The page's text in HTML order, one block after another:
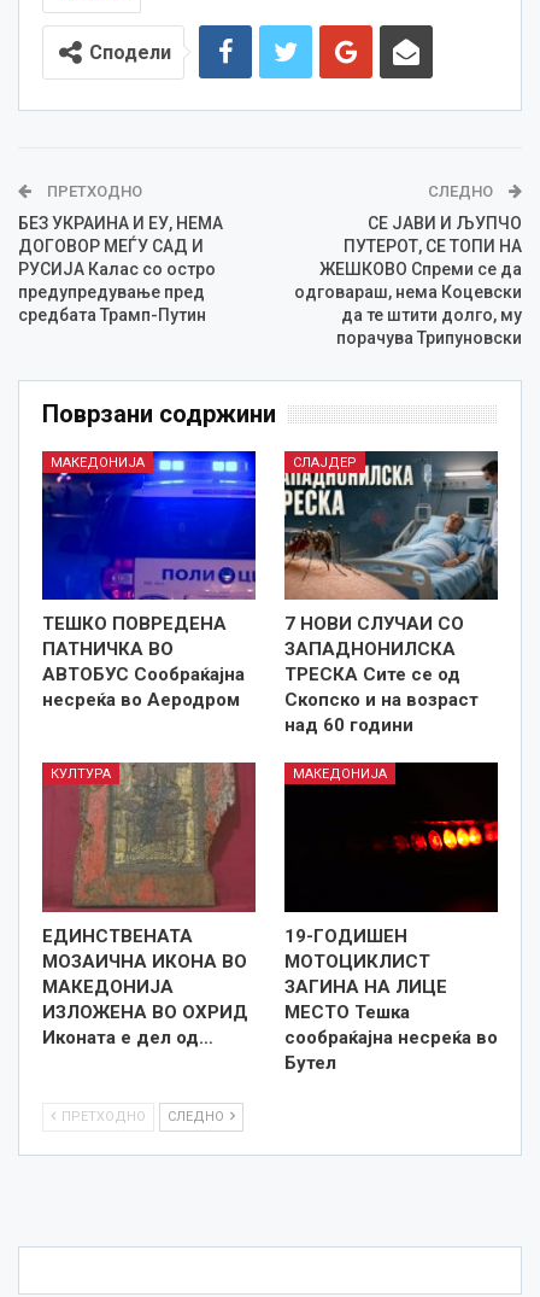
Сподели
ПРЕТХОДНО
БЕЗ УКРАИНА И ЕУ, НЕМА
ДОГОВОР МЕЃУ САД И
РУСИЈА Калас со остро
предупредување пред
средбата Трамп-Путин
СЛЕДНО
СЕ ЈАВИ И ЉУПЧО
ПУТЕРОТ, СЕ ТОПИ НА
ЖЕШКОВО Спреми се да
одговараш, нема Коцевски
да те штити долго, му
порачува Трипуновски
Поврзани содржини
МАКЕДОНИЈА
ТЕШКО ПОВРЕДЕНА
ПАТНИЧКА ВО
АВТОБУС Сообраќајна
несреќа во Аеродром
СЛАЈДЕР
7 НОВИ СЛУЧАИ СО
ЗАПАДНОНИЛСКА
ТРЕСКА Сите се од
Скопско и на возраст
над 60 години
КУЛТУРА
ЕДИНСТВЕНАТА
МОЗАИЧНА ИКОНА ВО
МАКЕДОНИЈА
ИЗЛОЖЕНА ВО ОХРИД
Иконата е дел од…
МАКЕДОНИЈА
19-ГОДИШЕН
МОТОЦИКЛИСТ
ЗАГИНА НА ЛИЦЕ
МЕСТО Тешка
сообраќајна несреќа во
Бутел
ПРЕТХОДНО СЛЕДНО